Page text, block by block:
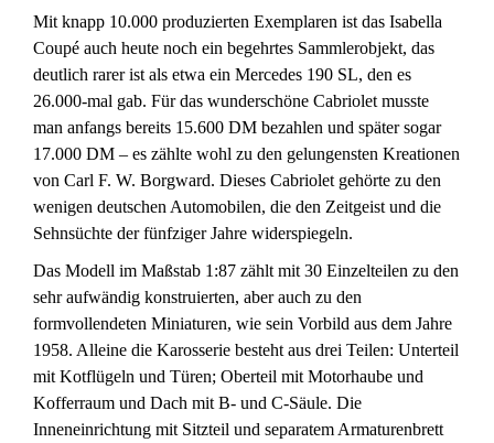
Mit knapp 10.000 produzierten Exemplaren ist das Isabella
Coupé auch heute noch ein begehrtes Sammlerobjekt, das
deutlich rarer ist als etwa ein Mercedes 190 SL, den es
26.000-mal gab. Für das wunderschöne Cabriolet musste
man anfangs bereits 15.600 DM bezahlen und später sogar
17.000 DM – es zählte wohl zu den gelungensten Kreationen
von Carl F. W. Borgward. Dieses Cabriolet gehörte zu den
wenigen deutschen Automobilen, die den Zeitgeist und die
Sehnsüchte der fünfziger Jahre widerspiegeln.
Das Modell im Maßstab 1:87 zählt mit 30 Einzelteilen zu den
sehr aufwändig konstruierten, aber auch zu den
formvollendeten Miniaturen, wie sein Vorbild aus dem Jahre
1958. Alleine die Karosserie besteht aus drei Teilen: Unterteil
mit Kotflügeln und Türen; Oberteil mit Motorhaube und
Kofferraum und Dach mit B- und C-Säule. Die
Inneneinrichtung mit Sitzteil und separatem Armaturenbrett